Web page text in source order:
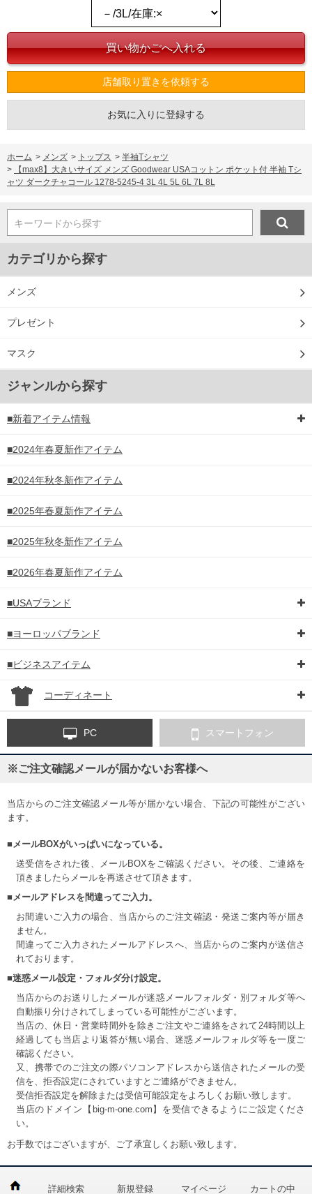
店舗取り置きを依頼する
お気に入りに登録する
ホーム > メンズ > トップス > 半袖Tシャツ
>
【max8】大きいサイズ メンズ Goodwear USAコットン ポケット付 半袖 Tシ
ャツ ダークチャコール 1278-5245-4 3L 4L 5L 6L 7L 8L
キーワードから探す
カテゴリから探す
メンズ
プレゼント
マスク
ジャンルから探す
■新着アイテム情報
■2024年春夏新作アイテム
■2024年秋冬新作アイテム
■2025年春夏新作アイテム
■2025年秋冬新作アイテム
■2026年春夏新作アイテム
■USAブランド
■ヨーロッパブランド
■ビジネスアイテム
コーディネート
PC スマートフォン
※ご注文確認メールが届かないお客様へ
当店からのご注文確認メール等が届かない場合、下記の可能性がござい
ます。
■メールBOXがいっぱいになっている。
送受信をされた後、メールBOXをご確認ください。その後、ご連絡を
頂きましたらメールを再送させて頂きます。
■メールアドレスを間違ってご入力。
お間違いご入力の場合、当店からのご注文確認・発送ご案内等が届き
ません。
間違ってご入力されたメールアドレスへ、当店からのご案内が送信さ
れております。
■迷惑メール設定・フォルダ分け設定。
当店からのお送りしたメールが迷惑メールフォルダ・別フォルダ等へ
自動振り分けされてしまっている可能性がございます。
当店の、休日・営業時間外を除きご注文やご連絡をされて24時間以上
経過しても当店より返答が無い場合、迷惑メールフォルダ等を一度ご
確認ください。
又、携帯でのご注文の際パソコンアドレスから送信されたメールの受
信を、拒否設定にされていますとご連絡ができません。
受信拒否設定を解除または受信可能設定をよろしくお願い致します。
当店のドメイン【big-m-one.com】を受信できるようにご設定くださ
い。
お手数ではございますが、ご了承宜しくお願い致します。
詳細検索 新規登録 マイページ カートの中